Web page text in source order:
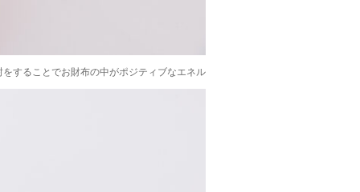
することでお財布の中がポジティブなエネル